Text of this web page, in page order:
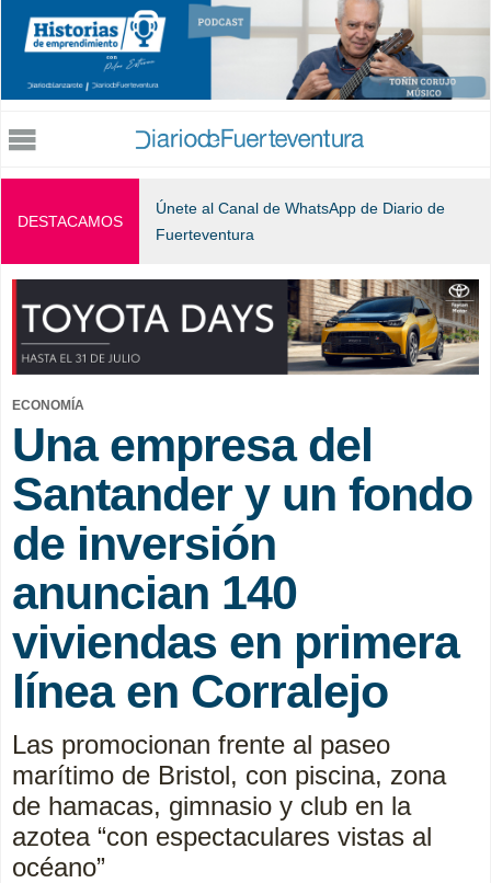
Jump to navigation
DESTACAMOS
Únete al Canal de WhatsApp de Diario de
Fuerteventura
ECONOMÍA
Una empresa del
Santander y un fondo
de inversión
anuncian 140
viviendas en primera
línea en Corralejo
Las promocionan frente al paseo
marítimo de Bristol, con piscina, zona
de hamacas, gimnasio y club en la
azotea “con espectaculares vistas al
océano”